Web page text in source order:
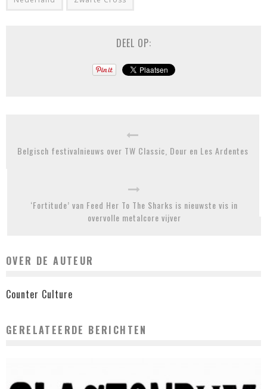
DEEL OP:
Belgisch festivalnieuws over TW Classic, Dour en Les Ardentes
‘Fortitude’ van Feed Her To The Sharks is nieuwste vis in
overvolle metalcore vijver
OVER DE AUTEUR
Counter Culture
GERELATEERDE BERICHTEN